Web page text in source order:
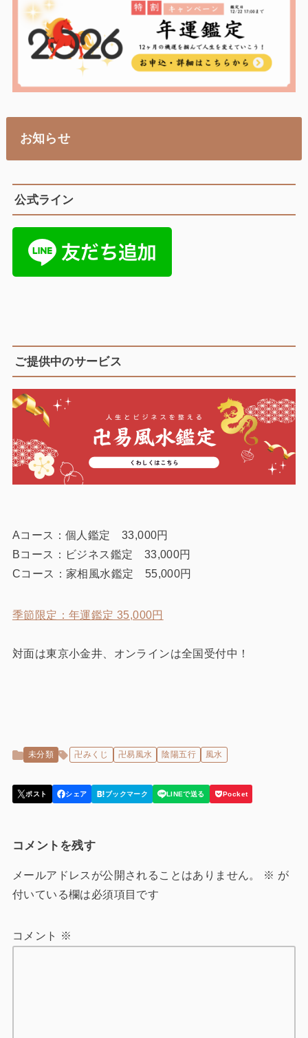
お知らせ
公式ライン
ご提供中のサービス
Aコース：個人鑑定 33,000円
Bコース：ビジネス鑑定 33,000円
Cコース：家相風水鑑定 55,000円
季節限定：年運鑑定 35,000円
対面は東京小金井、オンラインは全国受付中！
未分類 卍みくじ 卍易風水 陰陽五行 風水
コメントを残す
メールアドレスが公開されることはありません。 ※ が
付いている欄は必須項目です
コメント ※